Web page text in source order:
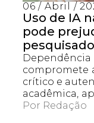
06 / Abril /
Uso de IA
pode
Dependência
compromete
crítico e
acadêmica,
Por Redação